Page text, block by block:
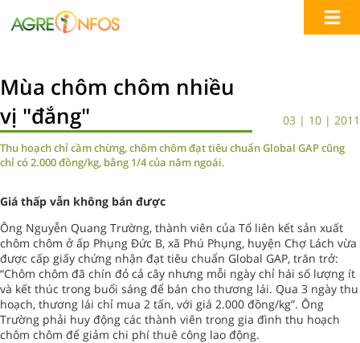
Mùa chôm chôm nhiều
vị "đắng"
03 | 10 | 2011
Thu hoạch chỉ cầm chừng, chôm chôm đạt tiêu chuẩn Global GAP cũng
chỉ có 2.000 đồng/kg, bằng 1/4 của năm ngoái.
Giá thấp vẫn không bán được
Ông Nguyễn Quang Trường, thành viên của Tổ liên kết sản xuất
chôm chôm ở ấp Phụng Đức B, xã Phú Phụng, huyện Chợ Lách vừa
được cấp giấy chứng nhận đạt tiêu chuẩn Global GAP, trăn trở:
“Chôm chôm đã chín đỏ cả cây nhưng mỗi ngày chỉ hái số lượng ít
và kết thúc trong buổi sáng để bán cho thương lái. Qua 3 ngày thu
hoạch, thương lái chỉ mua 2 tấn, với giá 2.000 đồng/kg”. Ông
Trường phải huy động các thành viên trong gia đình thu hoạch
chôm chôm để giảm chi phí thuê công lao động.